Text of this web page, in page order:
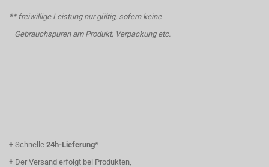
** freiwillige Leistung nur gültig, sofern keine
Gebrauchspuren am Produkt, Verpackung etc.
+ Schnelle 24h-Lieferung*
+ Der Versand erfolgt bei Produkten,